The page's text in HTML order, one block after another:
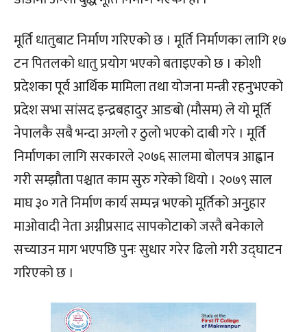
मूर्ति धातुबाट निर्माण गरिएको छ । मूर्ति निर्माणका लागि १७
टन पितलको धातु प्रयोग भएको बताइएको छ । कोशी
प्रदेशका पूर्व आर्थिक मामिला तथा योजना मन्त्री रहनुभएको
प्रदेश सभा सांसद इन्द्रबहादुर आङबो (मौसम) ले यो मूर्ति
नेपालकै सबै भन्दा अग्लो र ठुलो भएको दाबी गरे । मूर्ति
निर्माणका लागि सरकारले २०७६ सालमा बोलपत्र आह्वान
गरी सम्झौता पश्चात काम सुरु गरेको थियो । २०७९ साल
माघ ३० गते निर्माण कार्य सम्पन्न भएको मूर्तिको अनुहार
माओवादी नेता अग्नीप्रसाद सापकोटाको जस्तै बनेकाले
सच्याउन माग भएपछि पुनः सुधार गरेर ढिलो गरी उद्घाटन
गरिएको छ ।